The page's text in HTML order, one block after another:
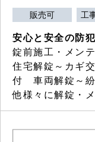
販売可 工
安心と安全の防
錠前施工・メン
住宅解錠～カギ
付 車両解錠～
他様々に解錠・